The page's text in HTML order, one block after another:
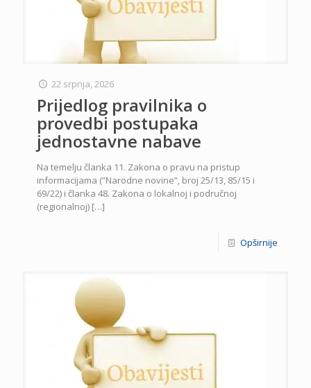
22 srpnja, 2026
Prijedlog pravilnika o
provedbi postupaka
jednostavne nabave
Na temelju članka 11. Zakona o pravu na pristup
informacijama (”Narodne novine”, broj 25/13, 85/15 i
69/22) i članka 48. Zakona o lokalnoj i područnoj
(regionalnoj) […]
Opširnije